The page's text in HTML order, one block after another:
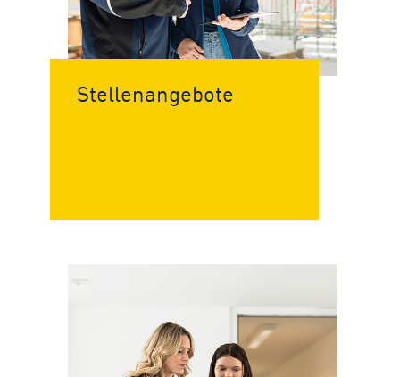
Stellen­angebote